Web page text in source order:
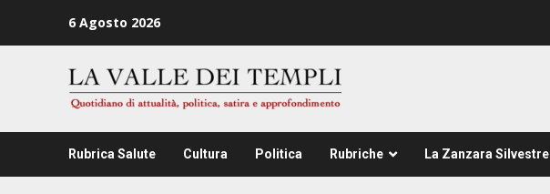
6 Agosto 2026
Rubrica Salute Cultura Politica Rubriche La Zanzara Silvestre